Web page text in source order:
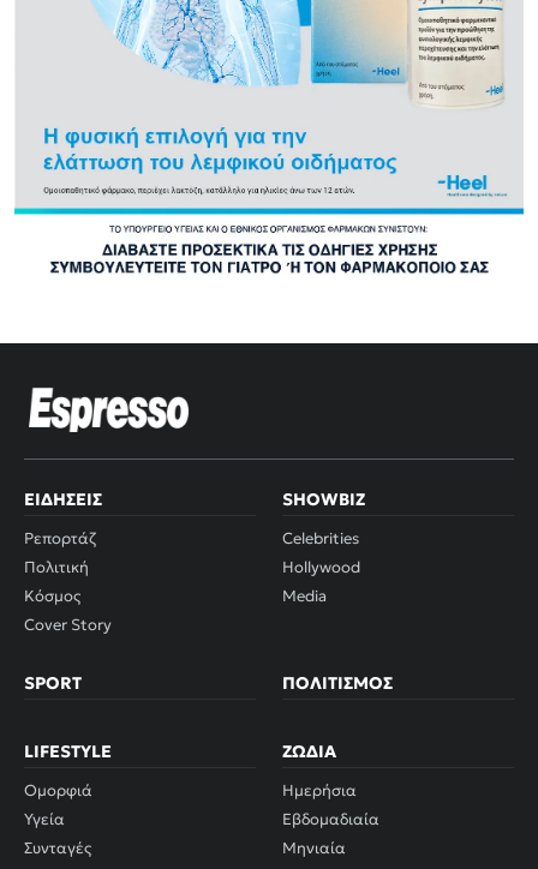
ΕΙΔΉΣΕΙΣ
Ρεπορτάζ
Πολιτική
Κόσμος
Cover Story
SHOWBIZ
Celebrities
Hollywood
Media
SPORT ΠΟΛΙΤΙΣΜΌΣ
LIFESTYLE
Ομορφιά
Υγεία
Συνταγές
ΖΏΔΙΑ
Ημερήσια
Εβδομαδιαία
Μηνιαία